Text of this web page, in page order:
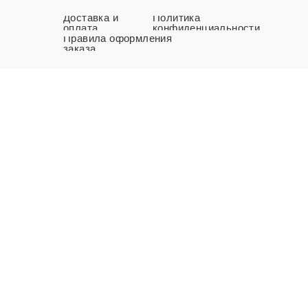
Политика
конфиденциальности
Правила оформления
заказа
Доставка и
оплата